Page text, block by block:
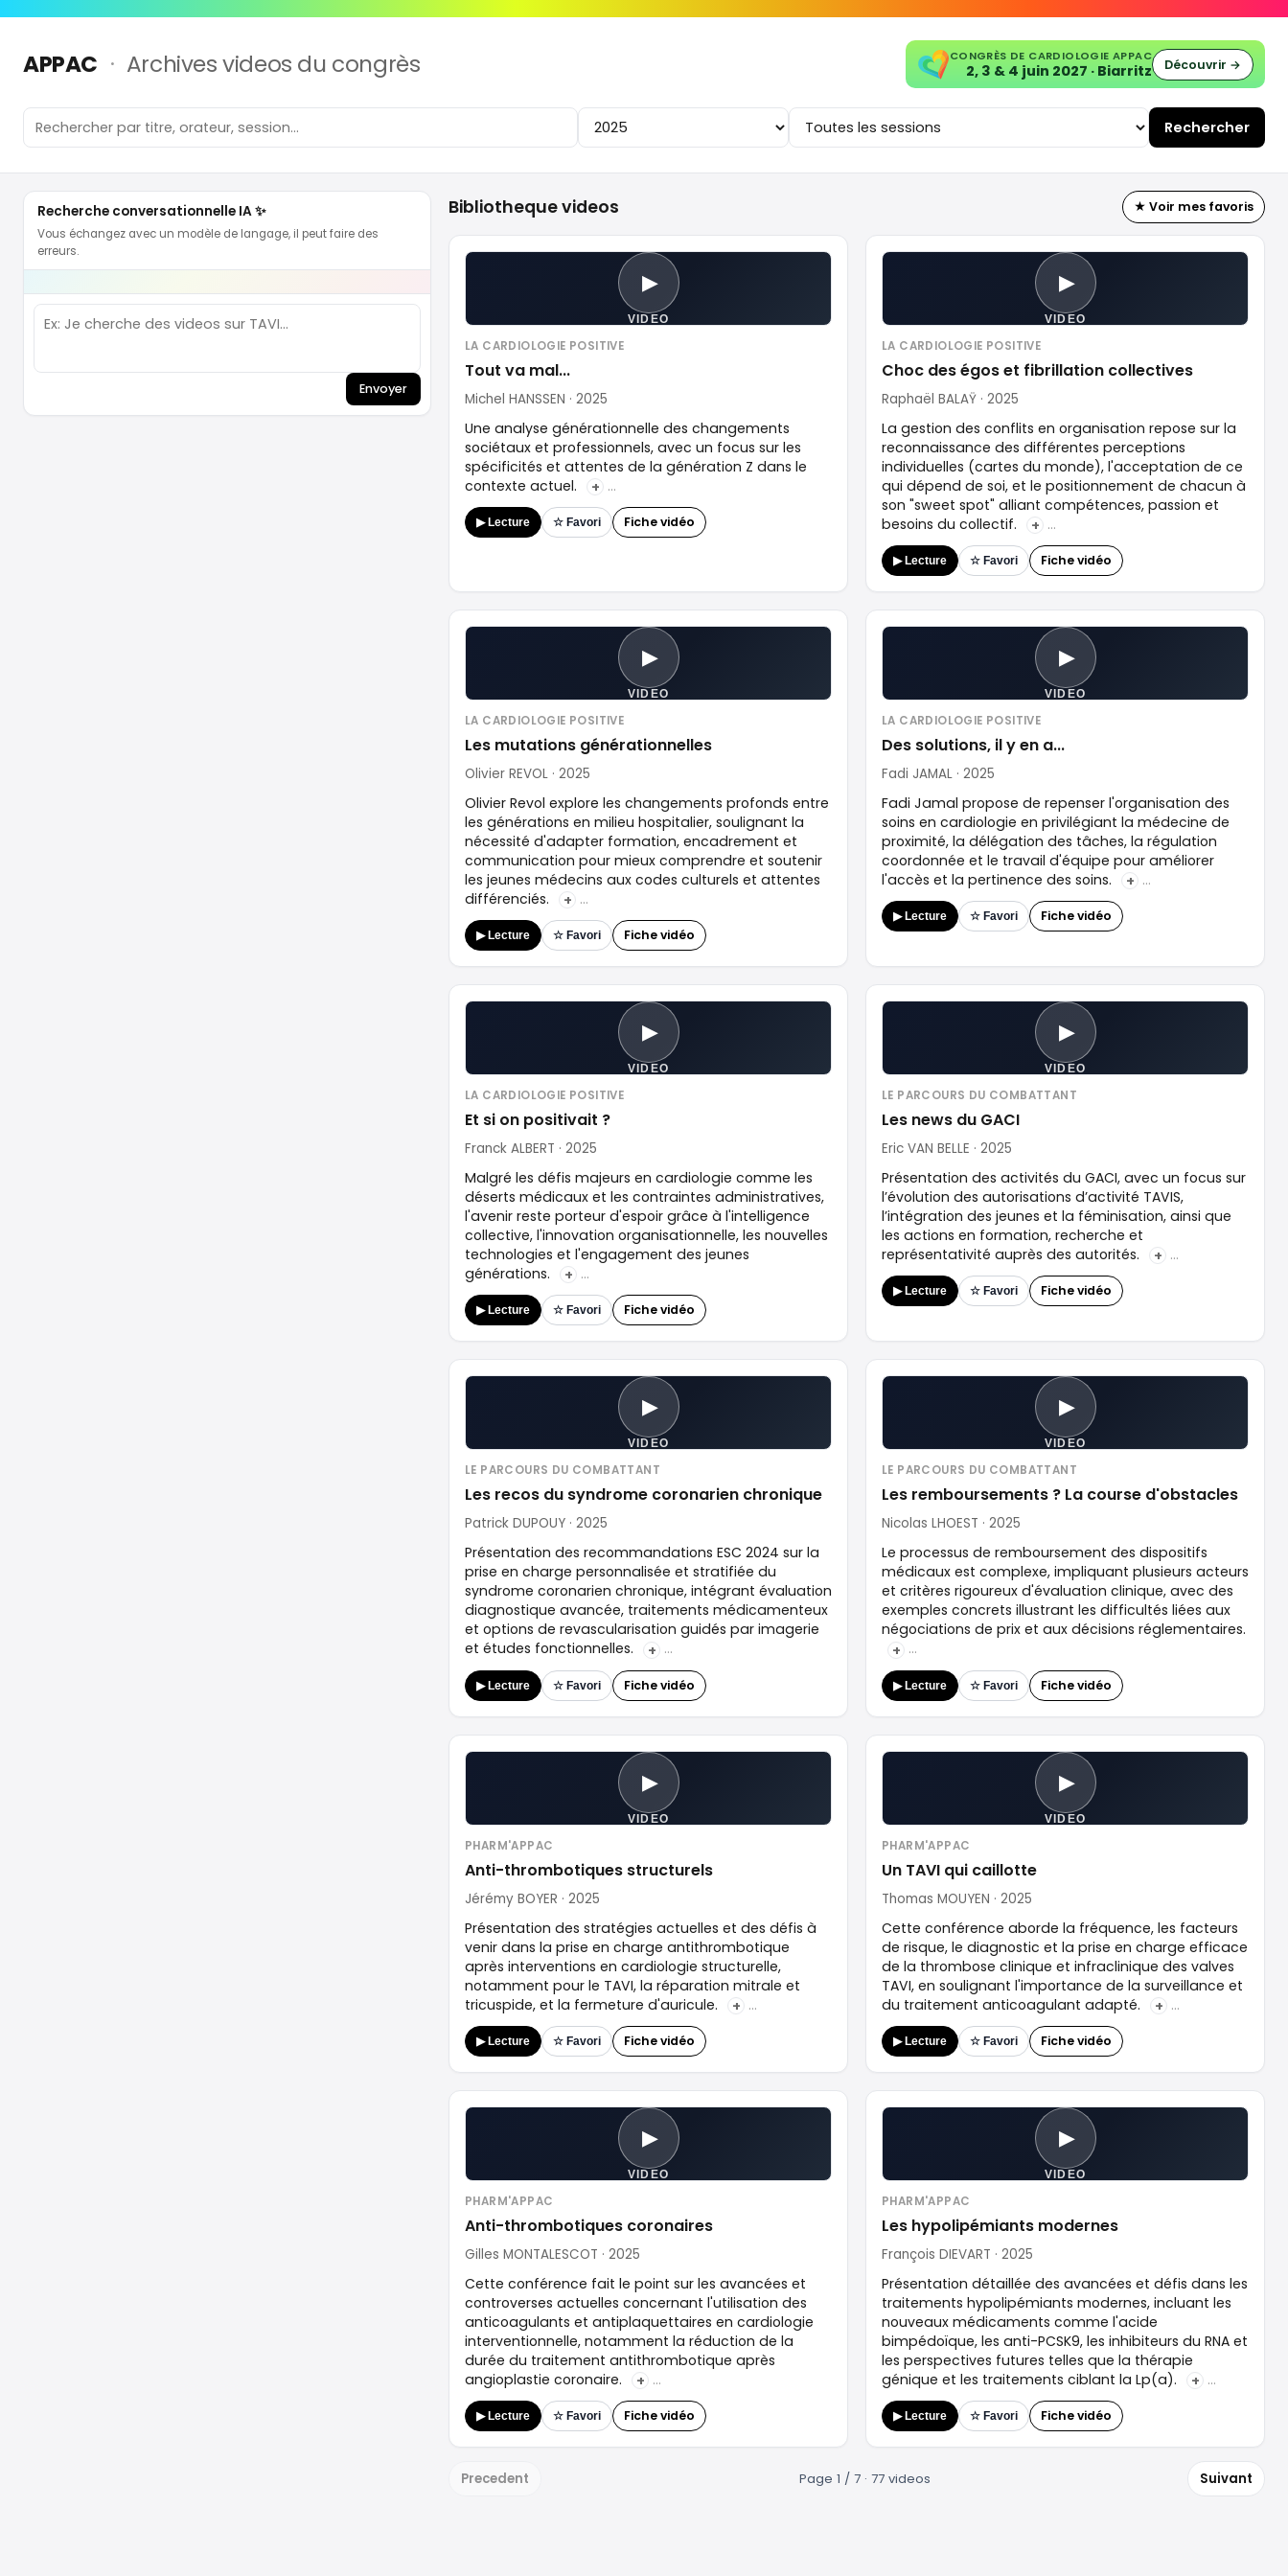
APPAC · Archives videos du congrès CONGRÈS DE CARDIOLOGIE APPAC
2, 3 & 4 juin 2027 · Biarritz Découvrir →
Rechercher
Bibliotheque videos ★ Voir mes favoris
▶
VIDEO
LA CARDIOLOGIE POSITIVE
Tout va mal...
Michel HANSSEN · 2025
Une analyse générationnelle des changements
sociétaux et professionnels, avec un focus sur les
spécificités et attentes de la génération Z dans le
contexte actuel.
+
▶ Lecture ☆ Favori Fiche vidéo
▶
VIDEO
LA CARDIOLOGIE POSITIVE
Choc des égos et fibrillation collectives
Raphaël BALAŸ · 2025
La gestion des conflits en organisation repose sur la
reconnaissance des différentes perceptions
individuelles (cartes du monde), l'acceptation de ce
qui dépend de soi, et le positionnement de chacun à
son "sweet spot" alliant compétences, passion et
besoins du collectif.
+
▶ Lecture ☆ Favori Fiche vidéo
▶
VIDEO
LA CARDIOLOGIE POSITIVE
Les mutations générationnelles
Olivier REVOL · 2025
Olivier Revol explore les changements profonds entre
les générations en milieu hospitalier, soulignant la
nécessité d'adapter formation, encadrement et
communication pour mieux comprendre et soutenir
les jeunes médecins aux codes culturels et attentes
différenciés.
+
▶ Lecture ☆ Favori Fiche vidéo
▶
VIDEO
LA CARDIOLOGIE POSITIVE
Des solutions, il y en a...
Fadi JAMAL · 2025
Fadi Jamal propose de repenser l'organisation des
soins en cardiologie en privilégiant la médecine de
proximité, la délégation des tâches, la régulation
coordonnée et le travail d'équipe pour améliorer
l'accès et la pertinence des soins.
+
▶ Lecture ☆ Favori Fiche vidéo
▶
VIDEO
LA CARDIOLOGIE POSITIVE
Et si on positivait ?
Franck ALBERT · 2025
Malgré les défis majeurs en cardiologie comme les
déserts médicaux et les contraintes administratives,
l'avenir reste porteur d'espoir grâce à l'intelligence
collective, l'innovation organisationnelle, les nouvelles
technologies et l'engagement des jeunes
générations.
+
▶ Lecture ☆ Favori Fiche vidéo
▶
VIDEO
LE PARCOURS DU COMBATTANT
Les news du GACI
Eric VAN BELLE · 2025
Présentation des activités du GACI, avec un focus sur
l’évolution des autorisations d’activité TAVIS,
l’intégration des jeunes et la féminisation, ainsi que
les actions en formation, recherche et
représentativité auprès des autorités.
+
▶ Lecture ☆ Favori Fiche vidéo
▶
VIDEO
LE PARCOURS DU COMBATTANT
Les recos du syndrome coronarien chronique
Patrick DUPOUY · 2025
Présentation des recommandations ESC 2024 sur la
prise en charge personnalisée et stratifiée du
syndrome coronarien chronique, intégrant évaluation
diagnostique avancée, traitements médicamenteux
et options de revascularisation guidés par imagerie
et études fonctionnelles.
+
▶ Lecture ☆ Favori Fiche vidéo
▶
VIDEO
LE PARCOURS DU COMBATTANT
Les remboursements ? La course d'obstacles
Nicolas LHOEST · 2025
Le processus de remboursement des dispositifs
médicaux est complexe, impliquant plusieurs acteurs
et critères rigoureux d'évaluation clinique, avec des
exemples concrets illustrant les difficultés liées aux
négociations de prix et aux décisions réglementaires.
+
▶ Lecture ☆ Favori Fiche vidéo
▶
VIDEO
PHARM'APPAC
Anti-thrombotiques structurels
Jérémy BOYER · 2025
Présentation des stratégies actuelles et des défis à
venir dans la prise en charge antithrombotique
après interventions en cardiologie structurelle,
notamment pour le TAVI, la réparation mitrale et
tricuspide, et la fermeture d'auricule.
+
▶ Lecture ☆ Favori Fiche vidéo
▶
VIDEO
PHARM'APPAC
Un TAVI qui caillotte
Thomas MOUYEN · 2025
Cette conférence aborde la fréquence, les facteurs
de risque, le diagnostic et la prise en charge efficace
de la thrombose clinique et infraclinique des valves
TAVI, en soulignant l'importance de la surveillance et
du traitement anticoagulant adapté.
+
▶ Lecture ☆ Favori Fiche vidéo
▶
VIDEO
PHARM'APPAC
Anti-thrombotiques coronaires
Gilles MONTALESCOT · 2025
Cette conférence fait le point sur les avancées et
controverses actuelles concernant l'utilisation des
anticoagulants et antiplaquettaires en cardiologie
interventionnelle, notamment la réduction de la
durée du traitement antithrombotique après
angioplastie coronaire.
+
▶ Lecture ☆ Favori Fiche vidéo
▶
VIDEO
PHARM'APPAC
Les hypolipémiants modernes
François DIEVART · 2025
Présentation détaillée des avancées et défis dans les
traitements hypolipémiants modernes, incluant les
nouveaux médicaments comme l'acide
bimpédoïque, les anti-PCSK9, les inhibiteurs du RNA et
les perspectives futures telles que la thérapie
génique et les traitements ciblant la Lp(a).
+
▶ Lecture ☆ Favori Fiche vidéo
Precedent Page 1 / 7 · 77 videos Suivant
Recherche conversationnelle IA ✨
Vous échangez avec un modèle de langage, il peut faire des
erreurs.
Envoyer